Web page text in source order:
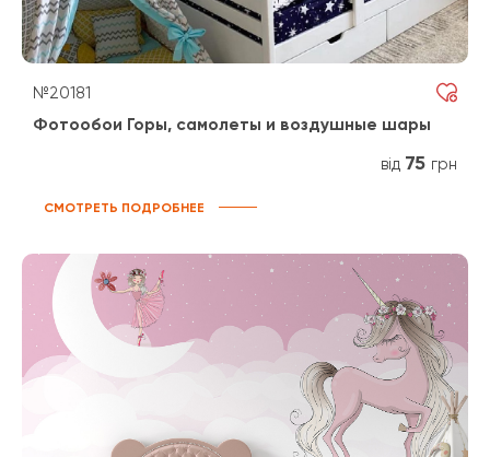
№20181
Фотообои Горы, самолеты и воздушные шары
від 75 грн
СМОТРЕТЬ ПОДРОБНЕЕ